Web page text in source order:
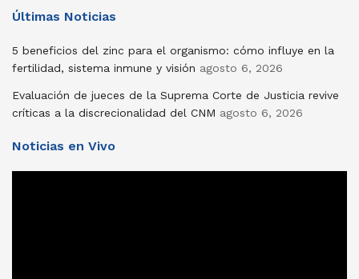
Últimas Noticias
5 beneficios del zinc para el organismo: cómo influye en la
fertilidad, sistema inmune y visión agosto 6, 2026
Evaluación de jueces de la Suprema Corte de Justicia revive
críticas a la discrecionalidad del CNM agosto 6, 2026
Noticias en Vivo